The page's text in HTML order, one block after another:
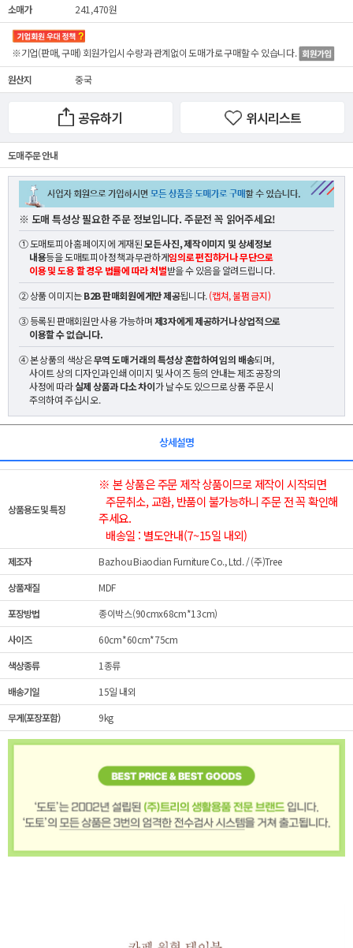
소매가 241,470원
※기업(판매, 구매) 회원가입시 수량과 관계없이도매가로 구매할 수 있습니다.
원산지 중국
공유하기 위시리스트
도매 주문 안내
※ 도매 특성상 필요한 주문 정보입니다. 주문전 꼭 읽어주세요!
① 도매토피아 홈페이지에 게재된모든 사진, 제작이미지 및 상세정보
내용등을 도매토피아 정책과 무관하게임의로 편집하거나 무단으로
이용 및 도용 할 경우 법률에 따라 처벌받을 수 있음을 알려드립니다.
② 상품 이미지는B2B 판매회원에게만 제공됩니다.(캡쳐, 불펌 금지)
③ 등록된 판매회원만 사용 가능하며제3자에게 제공하거나 상업적으로
이용할 수 없습니다.
④ 본 상품의 색상은무역 도매 거래의 특성상 혼합하여 임의 배송되며,
사이트 상의 디자인과 인쇄 이미지 및 사이즈 등의 안내는 제조 공장의
사정에 따라실제 상품과 다소 차이가 날 수도 있으므로 상품 주문 시
주의하여 주십시오.
상세설명
상품용도 및 특징
※ 본 상품은 주문 제작 상품이므로 제작이 시작되면
주문취소, 교환, 반품이 불가능하니 주문 전 꼭 확인해
주세요.
배송일 : 별도안내(7~15일 내외)
제조자
Bazhou Biaodian Furniture Co., Ltd. / (주)Tree
상품재질
MDF
포장방법
종이박스(90cmx68cm*13cm)
사이즈
60cm*60cm*75cm
색상종류
1종류
배송기일
15일 내외
무게(포장포함)
9kg